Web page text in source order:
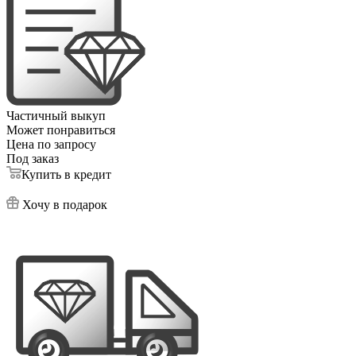
Частичный выкуп
Может понравиться
Цена по запросу
Под заказ
Купить в кредит
Хочу в подарок